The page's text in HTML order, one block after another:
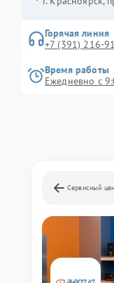
Горячая линия
+7 (391) 216-
Время работы
Ежедневно с
Сервисный